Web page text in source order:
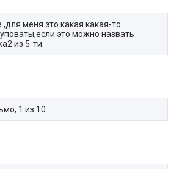
,для меня это какая какая-то
это можно назвать
из 5-ти.
1 из 10.